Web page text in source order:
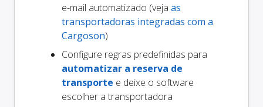
e-mail automatizado (veja as
transportadoras integradas com a
Cargoson)
Configure regras predefinidas para
automatizar a reserva de
transporte e deixe o software
escolher a transportadora